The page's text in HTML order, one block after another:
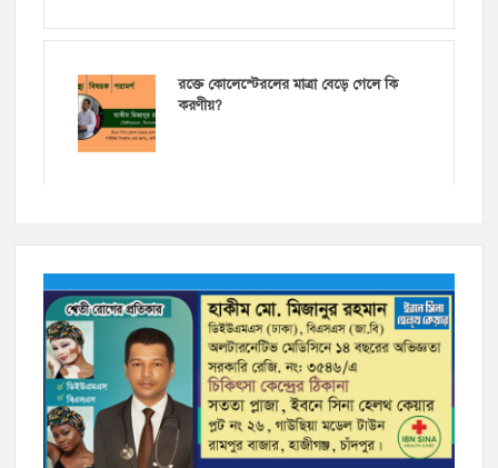
রক্তে কোলেস্টেরলের মাত্রা বেড়ে গেলে কি
করণীয়?